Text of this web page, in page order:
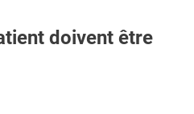
doivent être